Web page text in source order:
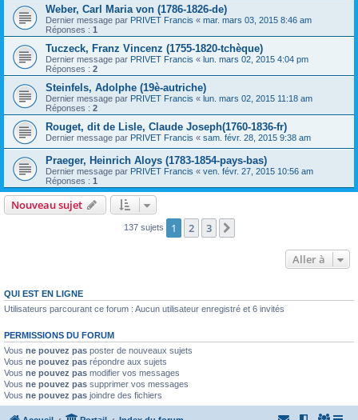
Weber, Carl Maria von (1786-1826-de)
Dernier message par PRIVET Francis « mar. mars 03, 2015 8:46 am
Réponses : 1
Tuczeck, Franz Vincenz (1755-1820-tchèque)
Dernier message par PRIVET Francis « lun. mars 02, 2015 4:04 pm
Réponses : 2
Steinfels, Adolphe (19è-autriche)
Dernier message par PRIVET Francis « lun. mars 02, 2015 11:18 am
Réponses : 2
Rouget, dit de Lisle, Claude Joseph(1760-1836-fr)
Dernier message par PRIVET Francis « sam. févr. 28, 2015 9:38 am
Praeger, Heinrich Aloys (1783-1854-pays-bas)
Dernier message par PRIVET Francis « ven. févr. 27, 2015 10:56 am
Réponses : 1
Nouveau sujet
137 sujets 1 2 3
Aller à
QUI EST EN LIGNE
Utilisateurs parcourant ce forum : Aucun utilisateur enregistré et 6 invités
PERMISSIONS DU FORUM
Vous ne pouvez pas poster de nouveaux sujets
Vous ne pouvez pas répondre aux sujets
Vous ne pouvez pas modifier vos messages
Vous ne pouvez pas supprimer vos messages
Vous ne pouvez pas joindre des fichiers